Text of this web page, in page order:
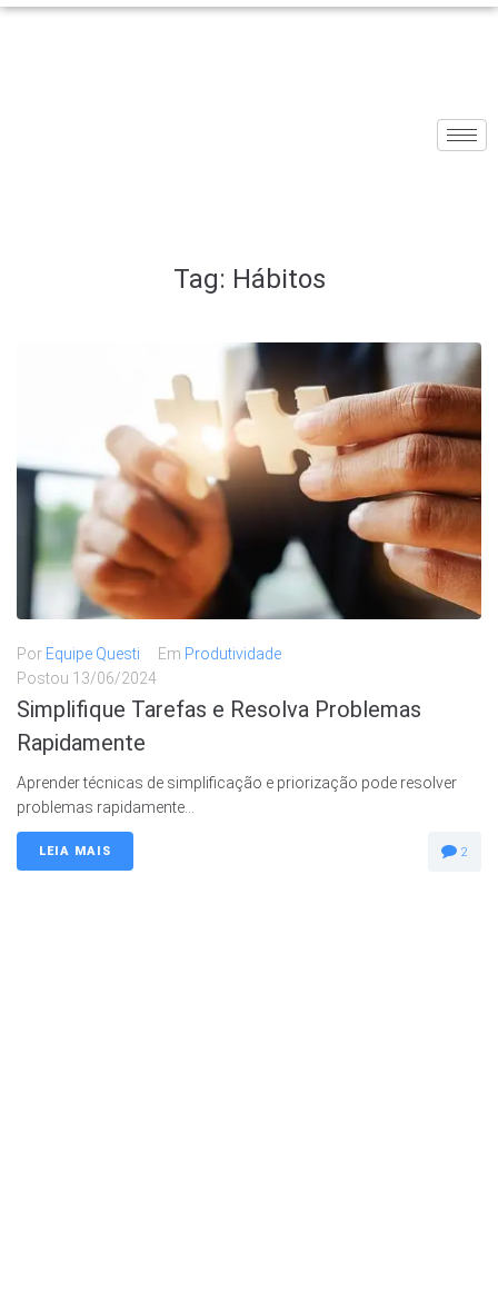
Tag: Hábitos
Por Equipe Questi Em Produtividade
Postou 13/06/2024
Simplifique Tarefas e Resolva Problemas
Rapidamente
Aprender técnicas de simplificação e priorização pode resolver
problemas rapidamente...
LEIA MAIS 2